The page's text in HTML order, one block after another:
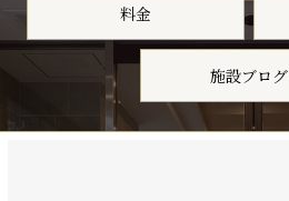
料金
施設ブログ